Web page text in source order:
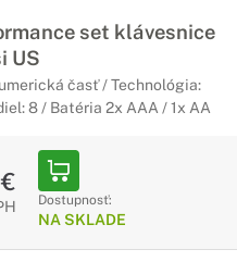
set klávesnice
US
časť / Technológia:
8 / Batéria 2x AAA / 1x AA
Dostupnosť:
NA SKLADE